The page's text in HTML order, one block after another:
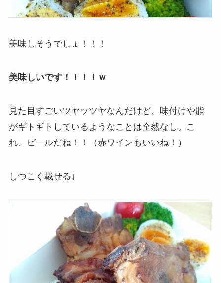
美味しそうでしょ！！！
美味しいです！！！！ｗ
見た目すごいツヤッツヤなんだけど、味付けや脂
がギトギトしているようなことは全然なし。こ
れ、ビールだね！！（赤ワインもいいね！）
しつこく載せる↓